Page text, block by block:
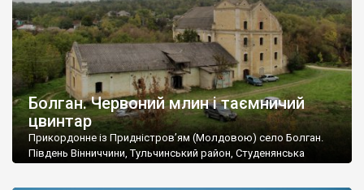
Болган. Червоний млин і таємничий
цвинтар
Прикордонне із Придністров’ям (Молдовою) село Болган.
Південь Вінниччини, Тульчинський район, Студенянська